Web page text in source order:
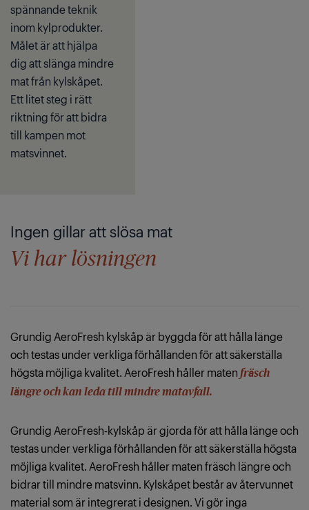
spännande teknik
inom kylprodukter.
Målet är att hjälpa
dig att slänga mindre
mat från kylskåpet.
Ett litet steg i rätt
riktning för att bidra
till kampen mot
matsvinnet.
Ingen gillar att slösa mat
Vi har lösningen
Grundig AeroFresh kylskåp är byggda för att hålla länge
och testas under verkliga förhållanden för att säkerställa
högsta möjliga kvalitet. AeroFresh håller maten fräsch
längre och kan leda till mindre matavfall.
Grundig AeroFresh-kylskåp är gjorda för att hålla länge och
testas under verkliga förhållanden för att säkerställa högsta
möjliga kvalitet. AeroFresh håller maten fräsch längre och
bidrar till mindre matsvinn. Kylskåpet består av återvunnet
material som är integrerat i designen. Vi gör inga